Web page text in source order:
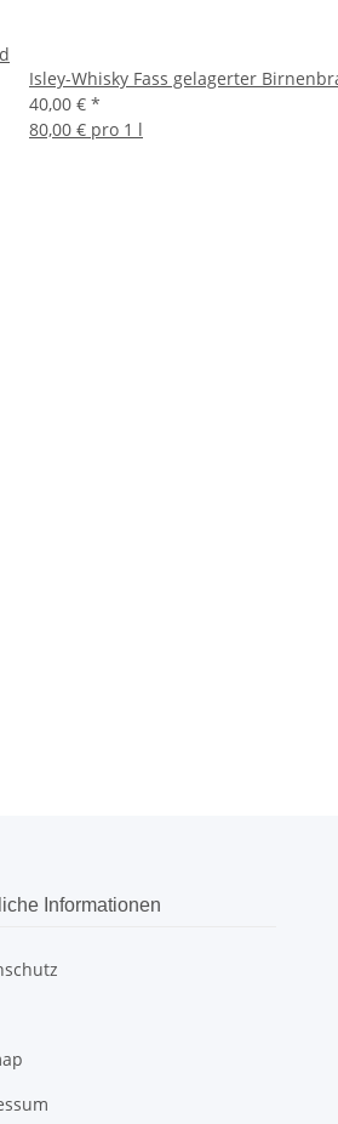
Isley-Whisky Fass gelagerter
40,00 € *
80,00 € pro 1 l
Informationen